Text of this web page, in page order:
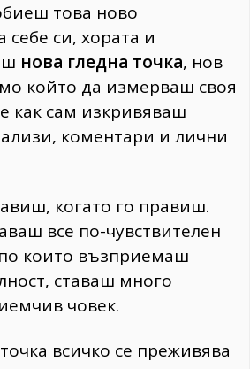
това ново
си, хората и
нова гледна точка, нов
който да измерваш своя
как сам изкривяваш
коментари и лични
когато го правиш.
все по-чувствителен
които възприемаш
ставаш много
човек.
всичко се преживява